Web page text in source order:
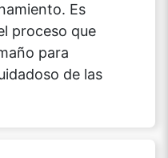
Es
proceso que
para
de las